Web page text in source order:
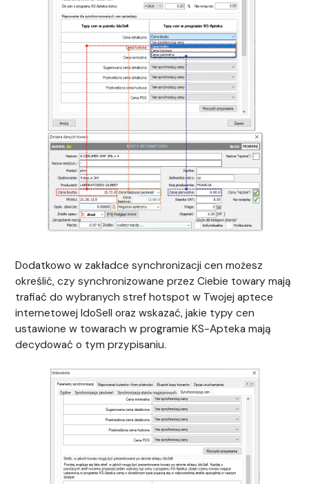
Dodatkowo w zakładce synchronizacji cen możesz
określić, czy synchronizowane przez Ciebie towary mają
trafiać do wybranych stref hotspot w Twojej aptece
internetowej IdoSell oraz wskazać, jakie typy cen
ustawione w towarach w programie KS-Apteka mają
decydować o tym przypisaniu.